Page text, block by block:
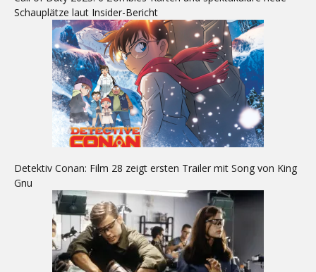
Schauplätze laut Insider-Bericht
Detektiv Conan: Film 28 zeigt ersten Trailer mit Song von King
Gnu